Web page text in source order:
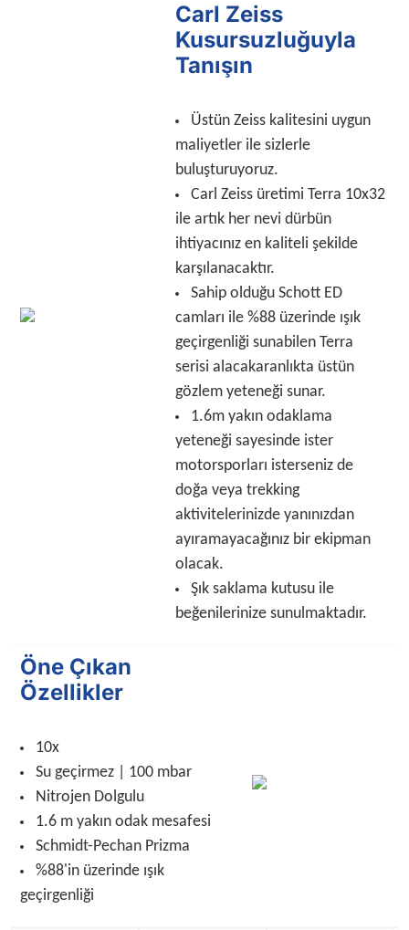
Carl Zeiss
Kusursuzluğuyla
Tanışın
Üstün Zeiss kalitesini uygun
maliyetler ile sizlerle
buluşturuyoruz.
Carl Zeiss üretimi Terra 10x32
ile artık her nevi dürbün
ihtiyacınız en kaliteli şekilde
karşılanacaktır.
Sahip olduğu Schott ED
camları ile %88 üzerinde ışık
geçirgenliği sunabilen Terra
serisi alacakaranlıkta üstün
gözlem yeteneği sunar.
1.6m yakın odaklama
yeteneği sayesinde ister
motorsporları isterseniz de
doğa veya trekking
aktivitelerinizde yanınızdan
ayıramayacağınız bir ekipman
olacak.
Şık saklama kutusu ile
beğenilerinize sunulmaktadır.
Öne Çıkan
Özellikler
10x
Su geçirmez | 100 mbar
Nitrojen Dolgulu
1.6 m yakın odak mesafesi
Schmidt-Pechan Prizma
%88'in üzerinde ışık
geçirgenliği